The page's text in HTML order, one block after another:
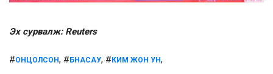
Эх сурвалж: Reuters
#ОНЦОЛСОН, #БНАСАУ, #КИМ ЖОН УН,